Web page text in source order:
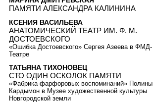
ПАМЯТИ АЛЕКСАНДРА КАЛИНИНА
КСЕНИЯ ВАСИЛЬЕВА
АНАТОМИЧЕСКИЙ ТЕАТР ИМ. Ф. М.
ДОСТОЕВСКОГО
«Ошибка Достоевского» Сергея Азеева в ФМД-
Театре
ТАТЬЯНА ТИХОНОВЕЦ
СТО ОДИН ОСКОЛОК ПАМЯТИ
«Фабрика фарфоровых воспоминаний» Полины
Кардымон в Музее художественной культуры
Новгородской земли